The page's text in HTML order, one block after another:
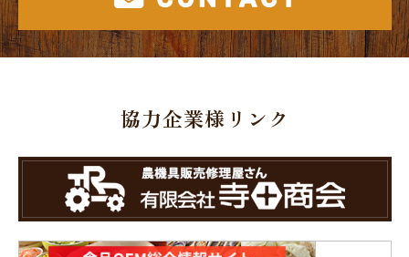
協力企業様リンク